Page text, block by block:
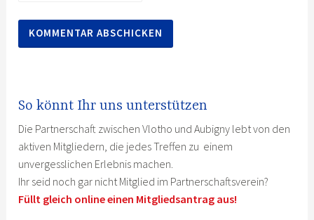
So könnt Ihr uns unterstützen
Die Partnerschaft zwischen Vlotho und Aubigny lebt von den
aktiven Mitgliedern, die jedes Treffen zu einem
unvergesslichen Erlebnis machen.
Ihr seid noch gar nicht Mitglied im Partnerschaftsverein?
Füllt gleich online einen Mitgliedsantrag aus!